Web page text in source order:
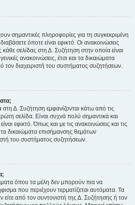
σημαντικές πληροφορίες για τη συγκεκριμένη
όποτε είναι εφικτό. Οι ανακοινώσεις
σελίδας στη Δ. Συζήτηση στην οποία είναι
ανακοινώσεις, έτσι και τα δικαιώματα
τον διαχειριστή του συστήματος συζητήσεων.
Δ. Συζήτηση εμφανίζονται κάτω από τις
σελίδα. Είναι συχνά πολύ σημαντικά και
εφικτό. Όπως και με τις ανακοινώσεις και τις
τα δικαιώματα επισήμανσης θεμάτων
του συστήματος συζητήσεων.
όπου τα μέλη δεν μπορούν πια να
που περιέχουν τερματίζεται αυτόματα. Τα
είτε από τον συντονιστή της Δ. Συζήτησης ή τον